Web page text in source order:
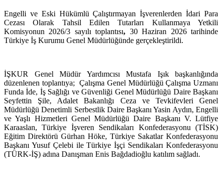
Engelli ve Eski Hükümlü Çalıştırmayan İşverenlerden İdari Para
Cezası Olarak Tahsil Edilen Tutarları Kullanmaya Yetkili
Komisyonun 2026/3 sayılı toplantısı, 30 Haziran 2026 tarihinde
Türkiye İş Kurumu Genel Müdürlüğünde gerçekleştirildi.
İŞKUR Genel Müdür Yardımcısı Mustafa Işık
başkanlığında
düzenlenen toplantıya; Çalışma Genel Müdürlüğü Çalışma Uzmanı
Funda İde, İş Sağlığı ve Güvenliği Genel Müdürlüğü Daire Başkanı
Seyfettin Şile, Adalet Bakanlığı Ceza ve Tevkifevleri Genel
Müdürlüğü Denetimli Serbestlik Daire Başkanı Yasin Aydın, Engelli
ve Yaşlı Hizmetleri Genel Müdürlüğü Daire Başkanı V. Lütfiye
Karaaslan, Türkiye İşveren Sendikaları Konfederasyonu (TİSK)
Eğitim Direktörü Gürhan Höke, Türkiye Sakatlar Konfederasyonu
Başkanı Yusuf Çelebi ile Türkiye İşçi Sendikaları Konfederasyonu
(TÜRK-İŞ) adına Danışman Enis Bağdadioğlu katılım sağladı.